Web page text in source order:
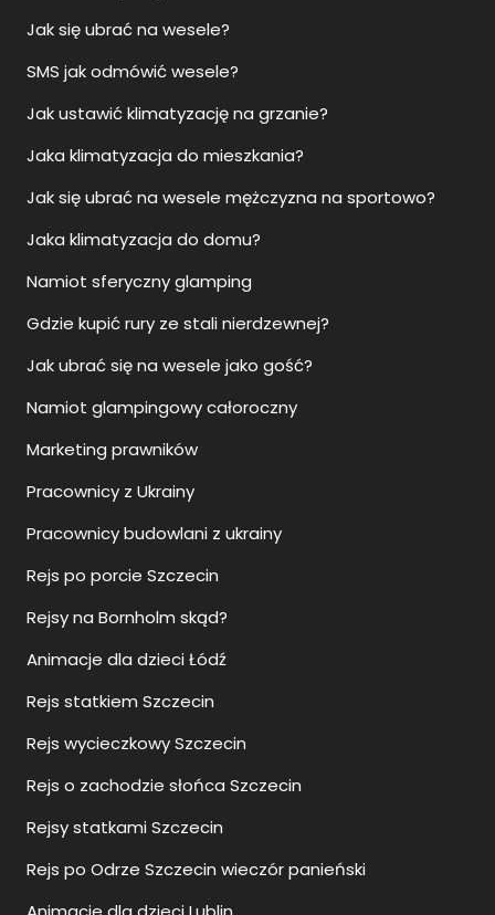
Jak się ubrać na wesele?
SMS jak odmówić wesele?
Jak ustawić klimatyzację na grzanie?
Jaka klimatyzacja do mieszkania?
Jak się ubrać na wesele mężczyzna na sportowo?
Jaka klimatyzacja do domu?
Namiot sferyczny glamping
Gdzie kupić rury ze stali nierdzewnej?
Jak ubrać się na wesele jako gość?
Namiot glampingowy całoroczny
Marketing prawników
Pracownicy z Ukrainy
Pracownicy budowlani z ukrainy
Rejs po porcie Szczecin
Rejsy na Bornholm skąd?
Animacje dla dzieci Łódź
Rejs statkiem Szczecin
Rejs wycieczkowy Szczecin
Rejs o zachodzie słońca Szczecin
Rejsy statkami Szczecin
Rejs po Odrze Szczecin wieczór panieński